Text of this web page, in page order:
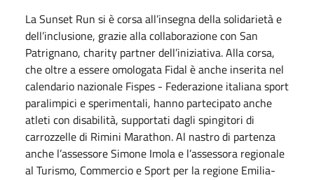
La Sunset Run si è corsa all’insegna della solidarietà e
dell’inclusione, grazie alla collaborazione con San
Patrignano, charity partner dell’iniziativa. Alla corsa,
che oltre a essere omologata Fidal è anche inserita nel
calendario nazionale Fispes - Federazione italiana sport
paralimpici e sperimentali, hanno partecipato anche
atleti con disabilità, supportati dagli spingitori di
carrozzelle di Rimini Marathon. Al nastro di partenza
anche l’assessore Simone Imola e l’assessora regionale
al Turismo, Commercio e Sport per la regione Emilia-